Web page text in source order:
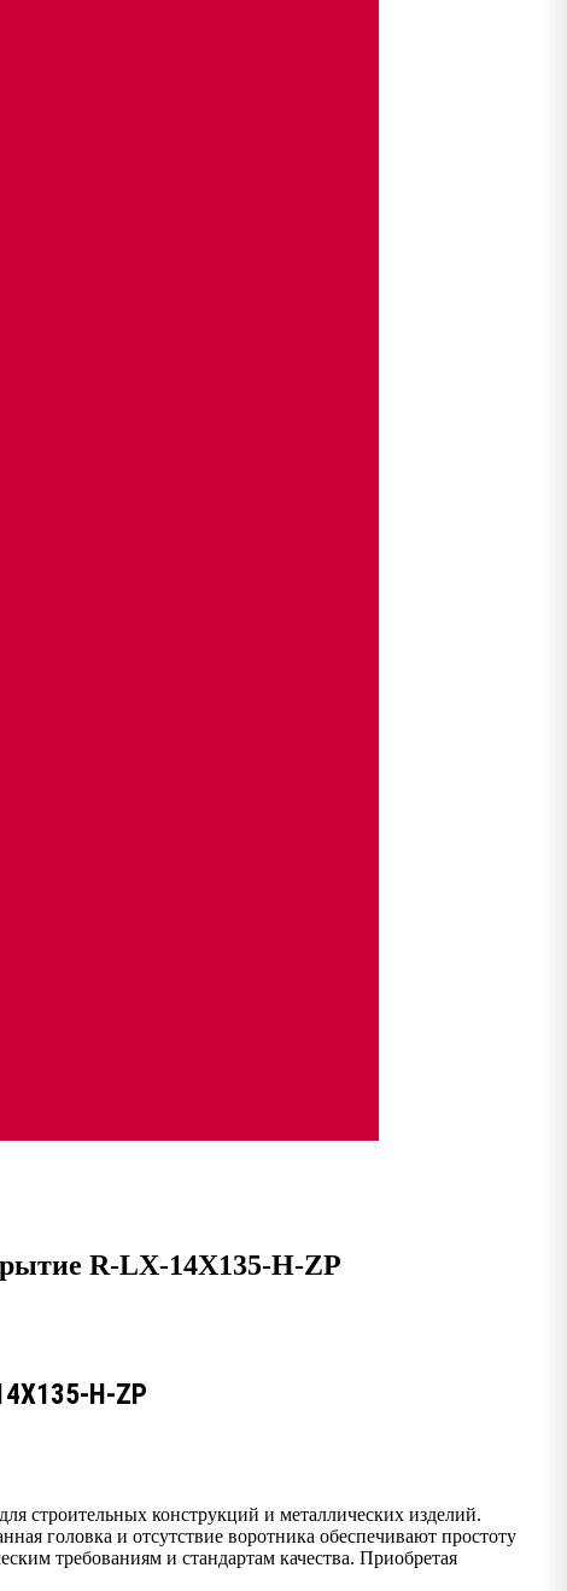
R-LX-14X135-H-ZP
H-ZP
строительных конструкций и металлических изделий.
головка и отсутствие воротника обеспечивают простоту
требованиям и стандартам качества. Приобретая